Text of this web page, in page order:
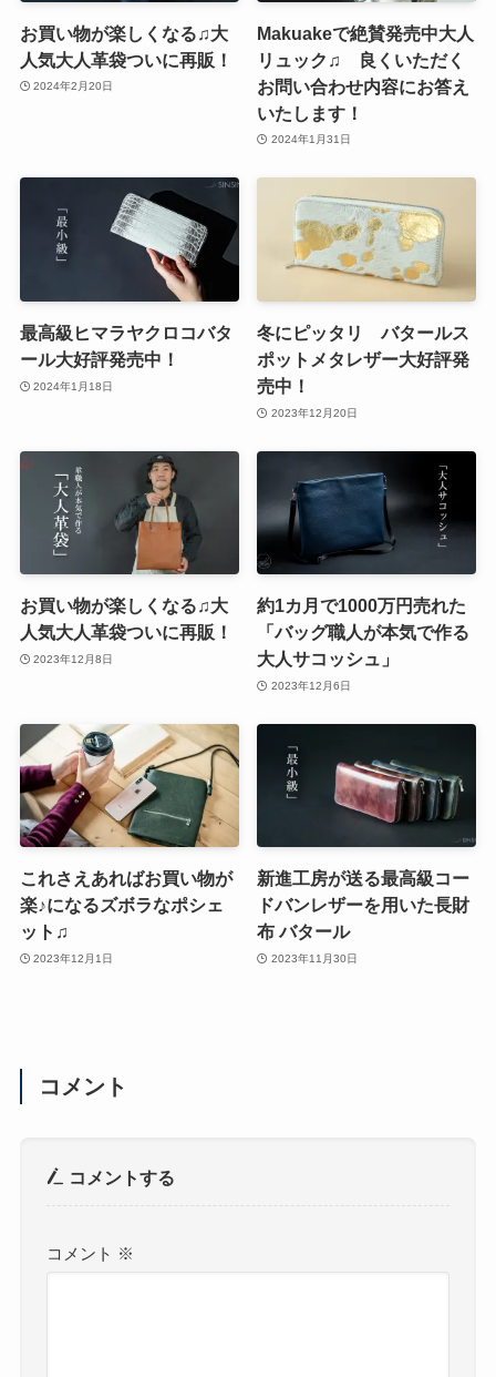
お買い物が楽しくなる♫大
人気大人革袋ついに再販！
2024年2月20日
Makuakeで絶賛発売中大人
リュック♫ 良くいただく
お問い合わせ内容にお答え
いたします！
2024年1月31日
最高級ヒマラヤクロコバタ
ール大好評発売中！
2024年1月18日
冬にピッタリ バタールス
ポットメタレザー大好評発
売中！
2023年12月20日
お買い物が楽しくなる♫大
人気大人革袋ついに再販！
2023年12月8日
約1カ月で1000万円売れた
「バッグ職人が本気で作る
大人サコッシュ」
2023年12月6日
これさえあればお買い物が
楽♪になるズボラなポシェ
ット♫
2023年12月1日
新進工房が送る最高級コー
ドバンレザーを用いた長財
布 バタール
2023年11月30日
コメント
コメントする
コメント ※